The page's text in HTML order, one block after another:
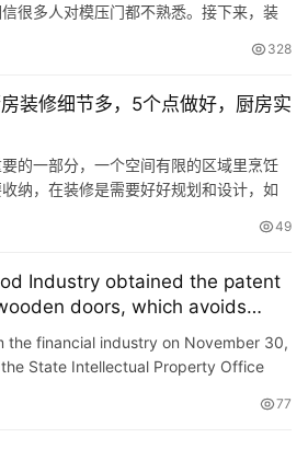
很多人对模压门都不熟悉。接下来，装
模压门面板是将取自人造林的木材，经去
的，是一种带有脚线图案的高密度纤维
328
装修细节多，5个点做好，厨房实
的一部分，一个空间有限的区域里烹饪
纳，在装修是需要好好规划和设计，如
的经验，劝告大家，厨房的细节有很
高度设计，最科学是不等高设计，炒菜
49
Industry obtained the patent
doors, which avoids
as cracking and shrinkage
in solid-core assembly
the later stages of assembly.
the financial industry on November 30,
State Intellectual Property Office
77